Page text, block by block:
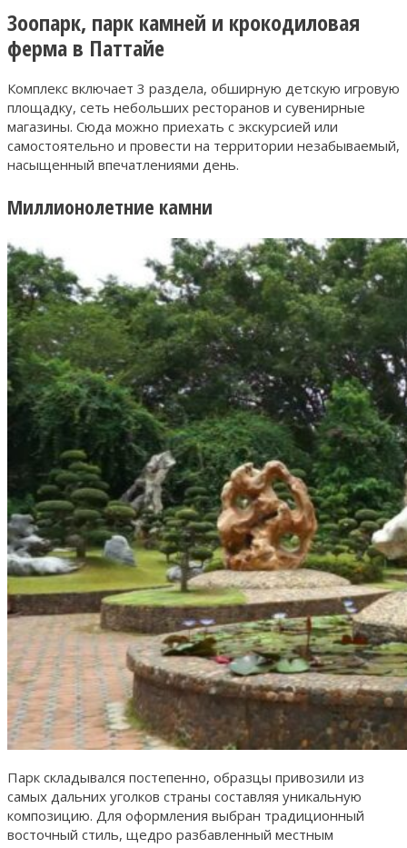
Зоопарк, парк камней и крокодиловая
ферма в Паттайе
Комплекс включает 3 раздела, обширную детскую игровую
площадку, сеть небольших ресторанов и сувенирные
магазины. Сюда можно приехать с экскурсией или
самостоятельно и провести на территории незабываемый,
насыщенный впечатлениями день.
Миллионолетние камни
Парк складывался постепенно, образцы привозили из
самых дальних уголков страны составляя уникальную
композицию. Для оформления выбран традиционный
восточный стиль, щедро разбавленный местным